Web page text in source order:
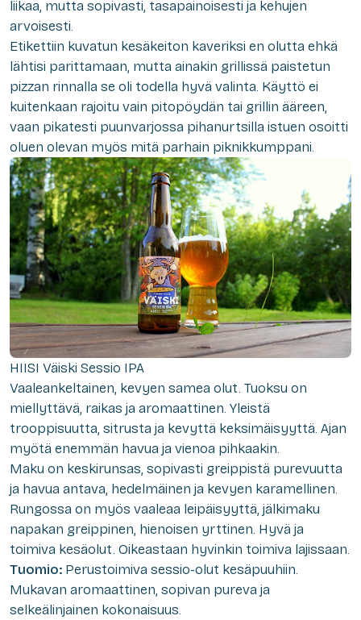
liikaa, mutta sopivasti, tasapainoisesti ja kehujen
arvoisesti.
Etikettiin kuvatun kesäkeiton kaveriksi en olutta ehkä
lähtisi parittamaan, mutta ainakin grillissä paistetun
pizzan rinnalla se oli todella hyvä valinta. Käyttö ei
kuitenkaan rajoitu vain pitopöydän tai grillin ääreen,
vaan pikatesti puunvarjossa pihanurtsilla istuen osoitti
oluen olevan myös mitä parhain piknikkumppani.
HIISI Väiski Sessio IPA
Vaaleankeltainen, kevyen samea olut. Tuoksu on
miellyttävä, raikas ja aromaattinen. Yleistä
trooppisuutta, sitrusta ja kevyttä keksimäisyyttä. Ajan
myötä enemmän havua ja vienoa pihkaakin.
Maku on keskirunsas, sopivasti greippistä purevuutta
ja havua antava, hedelmäinen ja kevyen karamellinen.
Rungossa on myös vaaleaa leipäisyyttä, jälkimaku
napakan greippinen, hienoisen yrttinen. Hyvä ja
toimiva kesäolut. Oikeastaan hyvinkin toimiva lajissaan.
Tuomio: Perustoimiva sessio-olut kesäpuuhiin.
Mukavan aromaattinen, sopivan pureva ja
selkeälinjainen kokonaisuus.